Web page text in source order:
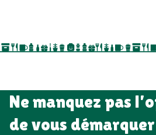
Ne manquez pas
de vous démarquer